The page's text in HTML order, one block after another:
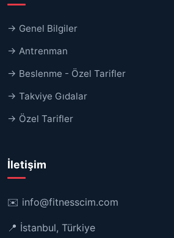
→ Genel Bilgiler
→ Antrenman
→ Beslenme - Özel Tarifler
→ Takviye Gıdalar
→ Özel Tarifler
İletişim
✉️ info@fitnesscim.com
📍 İstanbul, Türkiye